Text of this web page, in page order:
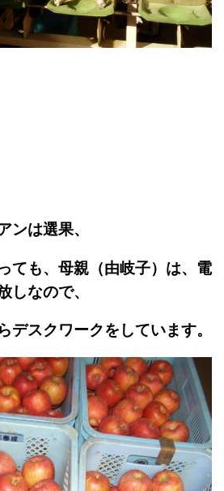
ンは選果、
ても、母親（由岐子）は、電
しなので、
デスクワークをしています。